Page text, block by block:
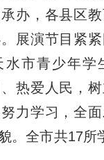
办，各县区
展演节目紧
水市青少年学
热爱人民，
力学习，全
。全市共17所